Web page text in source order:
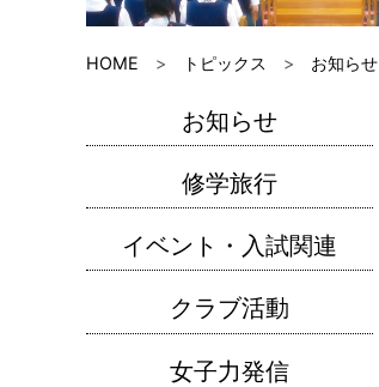
HOME > トピックス > お知らせ
お知らせ
修学旅行
イベント・入試関連
クラブ活動
女子力発信